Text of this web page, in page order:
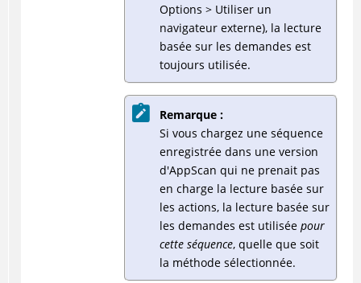
Options > Utiliser un
navigateur externe), la lecture
basée sur les demandes est
toujours utilisée.
Remarque :
Si vous chargez une séquence
enregistrée dans une version
d'AppScan qui ne prenait pas
en charge la lecture basée sur
les actions, la lecture basée sur
les demandes est utilisée pour
cette séquence, quelle que soit
la méthode sélectionnée.